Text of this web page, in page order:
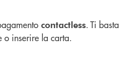
contactless. Ti
o inserire la carta.